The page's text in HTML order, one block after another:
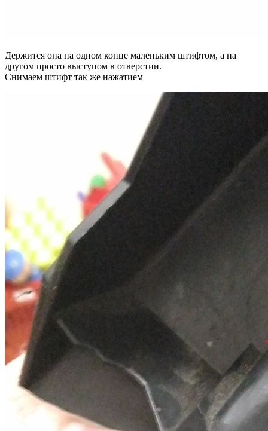
Держится она на одном конце маленьким штифтом, а на
другом просто выступом в отверстии.
Снимаем штифт так же нажатием